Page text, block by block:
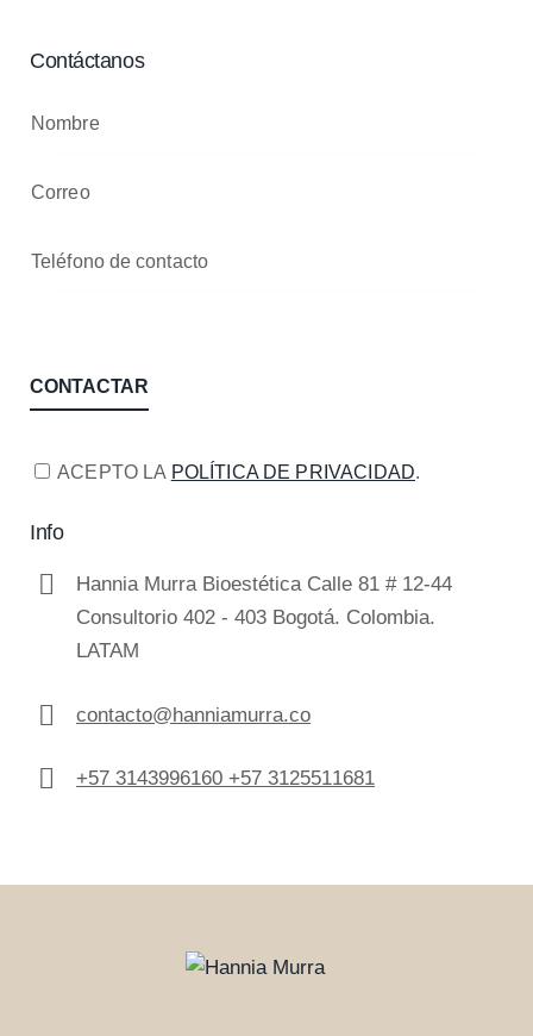
Contáctanos
ACEPTO LA POLÍTICA DE PRIVACIDAD.
Info
Hannia Murra Bioestética Calle 81 # 12-44
Consultorio 402 - 403 Bogotá. Colombia.
LATAM
contacto@hanniamurra.co
+57 3143996160 +57 3125511681